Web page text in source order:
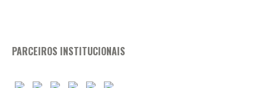
PARCEIROS INSTITUCIONAIS